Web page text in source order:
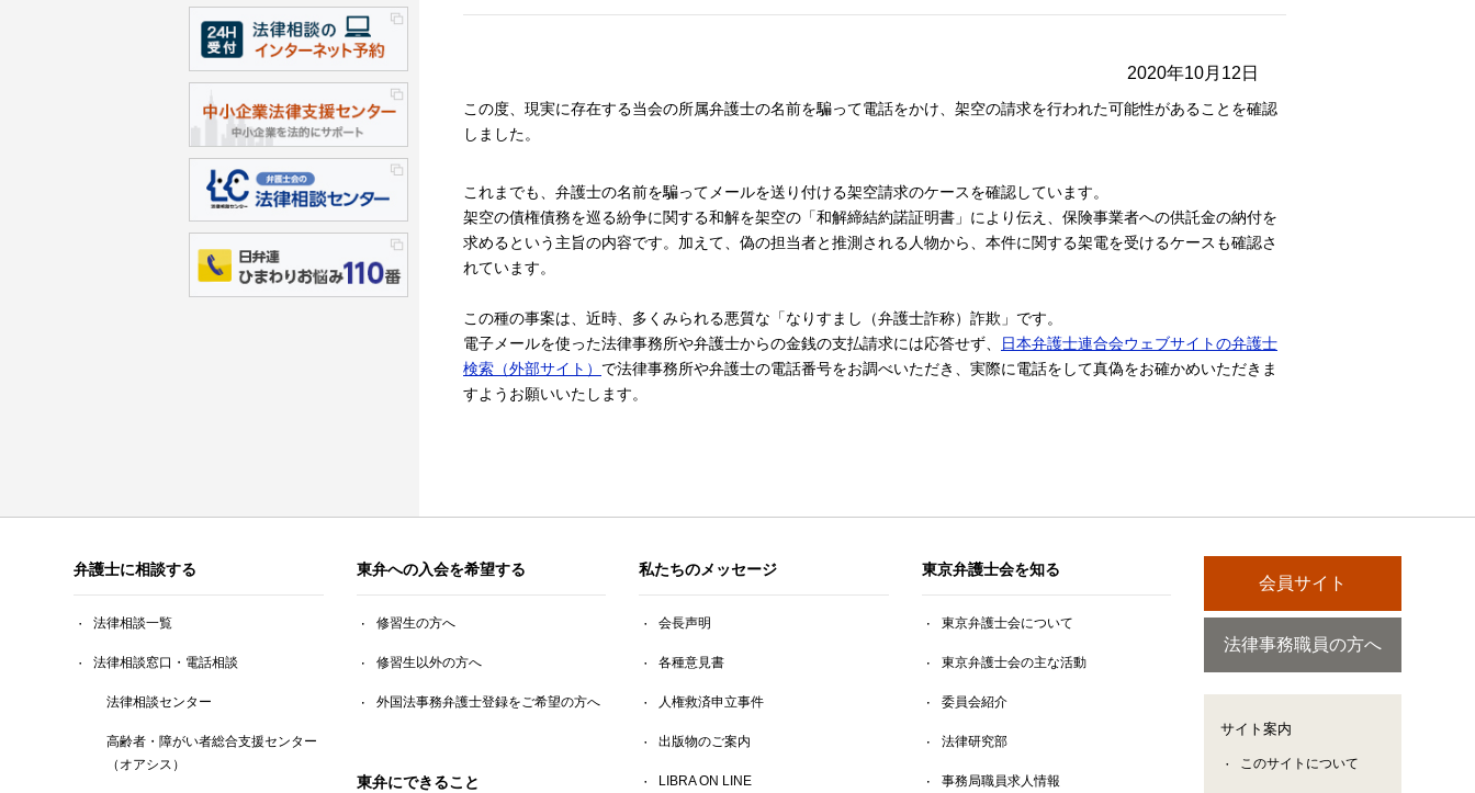
2020年10月12日
この度、現実に存在する当会の所属弁護士の名前を騙って電話をかけ、架空の請求を行われた可能性があることを確認
しました。
これまでも、弁護士の名前を騙ってメールを送り付ける架空請求のケースを確認しています。
架空の債権債務を巡る紛争に関する和解を架空の「和解締結約諾証明書」により伝え、保険事業者への供託金の納付を
求めるという主旨の内容です。加えて、偽の担当者と推測される人物から、本件に関する架電を受けるケースも確認さ
れています。
この種の事案は、近時、多くみられる悪質な「なりすまし（弁護士詐称）詐欺」です。
電子メールを使った法律事務所や弁護士からの金銭の支払請求には応答せず、
日本弁護士連合会ウェブサイトの弁護士
検索（外部サイト） で法律事務所や弁護士の電話番号をお調べいただき、実際に電話をして真偽をお確かめいただきま
すようお願いいたします。
弁護士に相談する
法律相談一覧
法律相談窓口・電話相談
法律相談センター
高齢者・障がい者総合支援センター
（オアシス）
東弁への入会を希望する
修習生の方へ
修習生以外の方へ
外国法事務弁護士登録をご希望の方へ
東弁にできること
私たちのメッセージ
会長声明
各種意見書
人権救済申立事件
出版物のご案内
LIBRA ON LINE
東京弁護士会を知る
東京弁護士会について
東京弁護士会の主な活動
委員会紹介
法律研究部
事務局職員求人情報
会員サイト
法律事務職員の方へ
サイト案内
このサイトについて